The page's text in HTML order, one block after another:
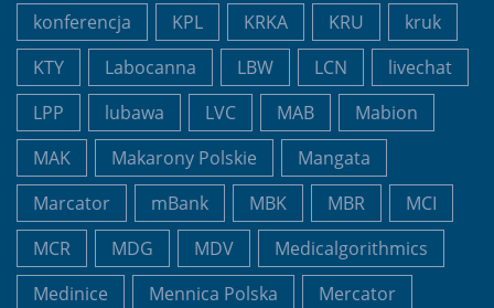
konferencja
KPL KRKA KRU
kruk
KTY
Labocanna LBW LCN
livechat
LPP
lubawa LVC MAB
Mabion
MAK
Makarony Polskie
Mangata
Marcator
mBank MBK MBR
MCI
MCR
MDG MDV
Medicalgorithmics
Medinice
Mennica Polska
Mercator